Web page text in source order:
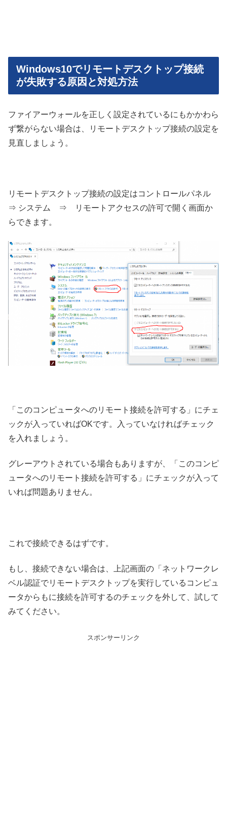
Windows10でリモートデスクトップ接続
が失敗する原因と対処方法
ファイアーウォールを正しく設定されているにもかかわら
ず繋がらない場合は、リモートデスクトップ接続の設定を
見直しましょう。
リモートデスクトップ接続の設定はコントロールパネル
⇒ システム ⇒ リモートアクセスの許可で開く画面か
らできます。
「このコンピュータへのリモート接続を許可する」にチェ
ックが入っていればOKです。入っていなければチェック
を入れましょう。
グレーアウトされている場合もありますが、「このコンピ
ュータへのリモート接続を許可する」にチェックが入って
いれば問題ありません。
これで接続できるはずです。
もし、接続できない場合は、上記画面の「ネットワークレ
ベル認証でリモートデスクトップを実行しているコンピュ
ータからもに接続を許可するのチェックを外して、試して
みてください。
スポンサーリンク